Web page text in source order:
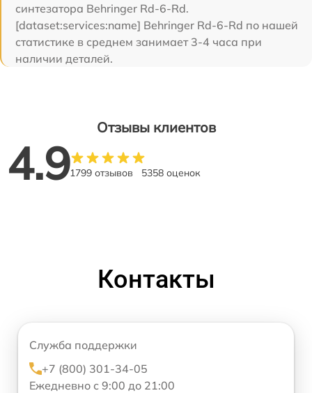
синтезатора Behringer Rd-6-Rd.
[dataset:services:name] Behringer Rd-6-Rd по нашей
статистике в среднем занимает 3-4 часа при
наличии деталей.
Отзывы клиентов
4.91799 отзывов 5358 оценок
Контакты
Служба поддержки
+7 (800) 301-34-05
Ежедневно с 9:00 до 21:00